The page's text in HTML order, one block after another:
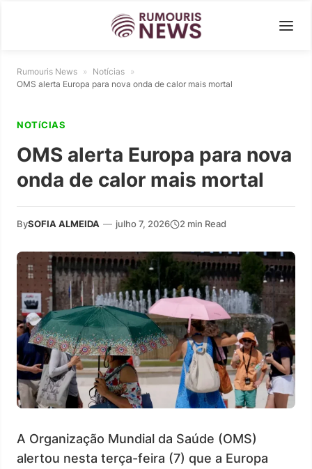
Rumouris News » Notícias »
OMS alerta Europa para nova onda de calor mais mortal
NOTíCIAS
OMS alerta Europa para nova
onda de calor mais mortal
BySOFIA ALMEIDA — julho 7, 2026 2 min Read
A Organização Mundial da Saúde (OMS)
alertou nesta terça-feira (7) que a Europa